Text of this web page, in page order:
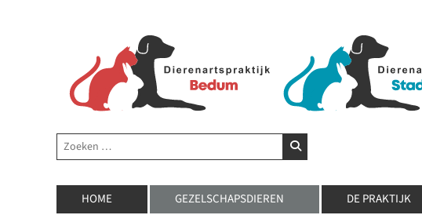
Zoeken ZOEKEN
HOME GEZELSCHAPSDIEREN DE PRAKTIJK